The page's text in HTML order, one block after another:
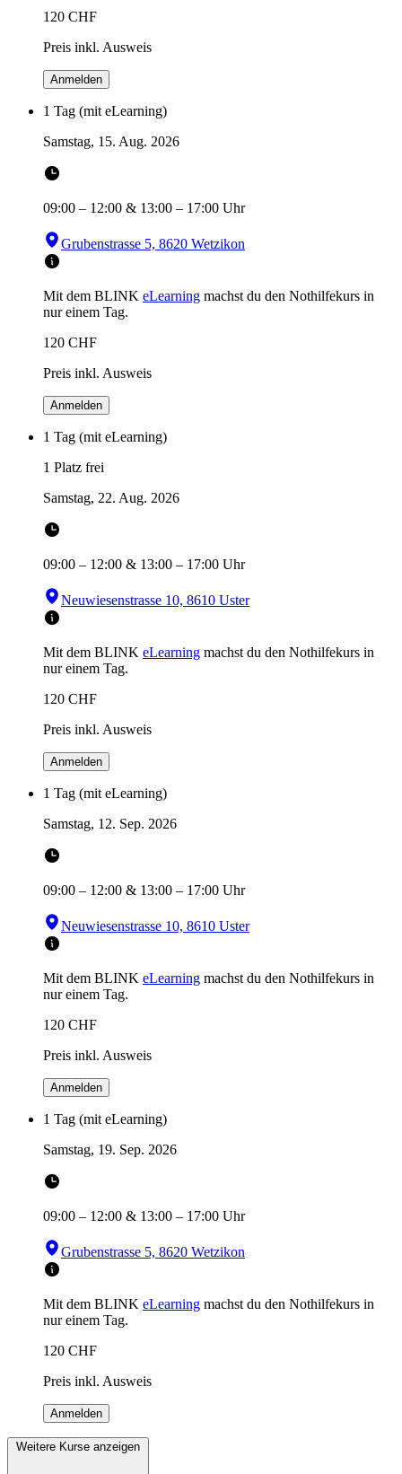
120 CHF
Preis inkl. Ausweis
Anmelden
1 Tag (mit eLearning)
Samstag, 15. Aug. 2026
09:00 – 12:00 & 13:00 – 17:00 Uhr
Grubenstrasse 5, 8620 Wetzikon
Mit dem BLINK eLearning machst du den Nothilfekurs in
nur einem Tag.
120 CHF
Preis inkl. Ausweis
Anmelden
1 Tag (mit eLearning)
1 Platz frei
Samstag, 22. Aug. 2026
09:00 – 12:00 & 13:00 – 17:00 Uhr
Neuwiesenstrasse 10, 8610 Uster
Mit dem BLINK eLearning machst du den Nothilfekurs in
nur einem Tag.
120 CHF
Preis inkl. Ausweis
Anmelden
1 Tag (mit eLearning)
Samstag, 12. Sep. 2026
09:00 – 12:00 & 13:00 – 17:00 Uhr
Neuwiesenstrasse 10, 8610 Uster
Mit dem BLINK eLearning machst du den Nothilfekurs in
nur einem Tag.
120 CHF
Preis inkl. Ausweis
Anmelden
1 Tag (mit eLearning)
Samstag, 19. Sep. 2026
09:00 – 12:00 & 13:00 – 17:00 Uhr
Grubenstrasse 5, 8620 Wetzikon
Mit dem BLINK eLearning machst du den Nothilfekurs in
nur einem Tag.
120 CHF
Preis inkl. Ausweis
Anmelden
Weitere Kurse anzeigen